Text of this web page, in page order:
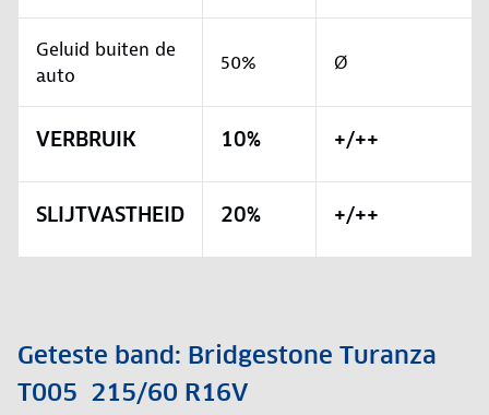
Geluid buiten de
auto
50% Ø
VERBRUIK 10% +/++
SLIJTVASTHEID 20% +/++
Geteste band: Bridgestone Turanza
T005 215/60 R16V